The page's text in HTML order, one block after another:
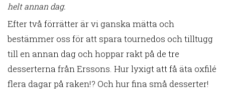
helt annan dag.
Efter två förrätter är vi ganska mätta och
bestämmer oss för att spara tournedos och tilltugg
till en annan dag och hoppar rakt på de tre
desserterna från Erssons. Hur lyxigt att få äta oxfilé
flera dagar på raken!? Och hur fina små desserter!